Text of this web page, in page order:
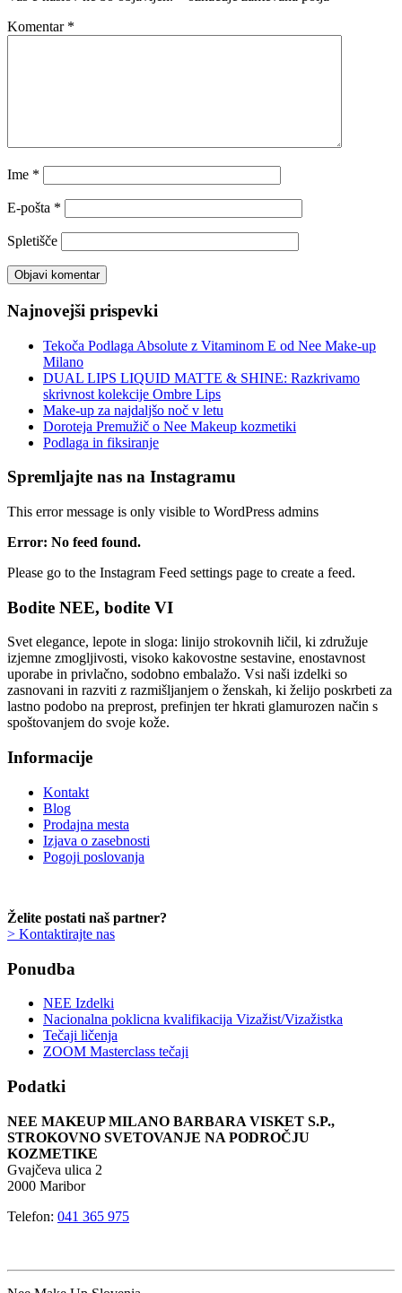
Komentar *
Ime *
E-pošta *
Spletišče
Najnovejši prispevki
Tekoča Podlaga Absolute z Vitaminom E od Nee Make-up
Milano
DUAL LIPS LIQUID MATTE & SHINE: Razkrivamo
skrivnost kolekcije Ombre Lips
Make-up za najdaljšo noč v letu
Doroteja Premužič o Nee Makeup kozmetiki
Podlaga in fiksiranje
Spremljajte nas na Instagramu
This error message is only visible to WordPress admins
Error: No feed found.
Please go to the Instagram Feed settings page to create a feed.
Bodite NEE, bodite VI
Svet elegance, lepote in sloga: linijo strokovnih ličil, ki združuje
izjemne zmogljivosti, visoko kakovostne sestavine, enostavnost
uporabe in privlačno, sodobno embalažo. Vsi naši izdelki so
zasnovani in razviti z razmišljanjem o ženskah, ki želijo poskrbeti za
lastno podobo na preprost, prefinjen ter hkrati glamurozen način s
spoštovanjem do svoje kože.
Informacije
Kontakt
Blog
Prodajna mesta
Izjava o zasebnosti
Pogoji poslovanja
Želite postati naš partner?
> Kontaktirajte nas
Ponudba
NEE Izdelki
Nacionalna poklicna kvalifikacija Vizažist/Vizažistka
Tečaji ličenja
ZOOM Masterclass tečaji
Podatki
NEE MAKEUP MILANO BARBARA VISKET S.P.,
STROKOVNO SVETOVANJE NA PODROČJU
KOZMETIKE
Gvajčeva ulica 2
2000 Maribor
Telefon: 041 365 975